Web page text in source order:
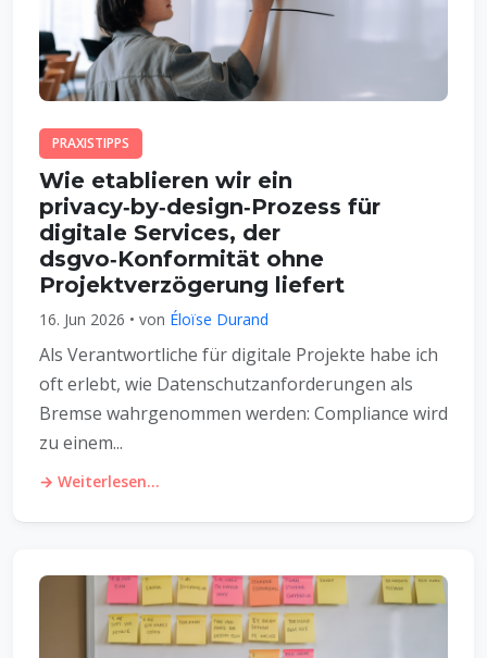
PRAXISTIPPS
Wie etablieren wir ein
privacy‑by‑design‑Prozess für
digitale Services, der
dsgvo‑Konformität ohne
Projektverzögerung liefert
16. Jun 2026 • von Éloïse Durand
Als Verantwortliche für digitale Projekte habe ich
oft erlebt, wie Datenschutzanforderungen als
Bremse wahrgenommen werden: Compliance wird
zu einem...
→ Weiterlesen...